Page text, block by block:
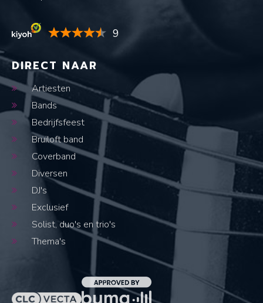
9
DIRECT NAAR
Artiesten
Bands
Bedrijfsfeest
Bruiloft band
Coverband
Diversen
DJ's
Exclusief
Solist, duo's en trio's
Thema's